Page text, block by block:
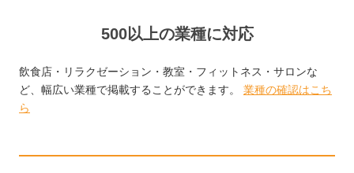
500以上の業種に対応
飲食店・リラクゼーション・教室・フィットネス・サロンな
ど、幅広い業種で掲載することができます。 業種の確認はこち
ら